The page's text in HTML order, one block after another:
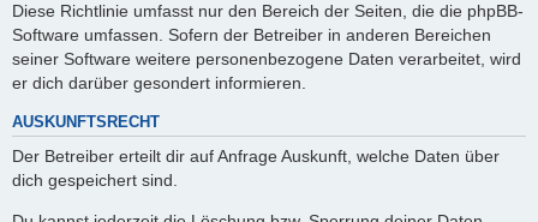
Diese Richtlinie umfasst nur den Bereich der Seiten, die die phpBB-
Software umfassen. Sofern der Betreiber in anderen Bereichen
seiner Software weitere personenbezogene Daten verarbeitet, wird
er dich darüber gesondert informieren.
AUSKUNFTSRECHT
Der Betreiber erteilt dir auf Anfrage Auskunft, welche Daten über
dich gespeichert sind.